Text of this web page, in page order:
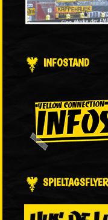
INFOSTAND
SPIELTAGSFLYER